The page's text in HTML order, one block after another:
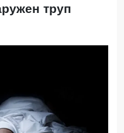
труп